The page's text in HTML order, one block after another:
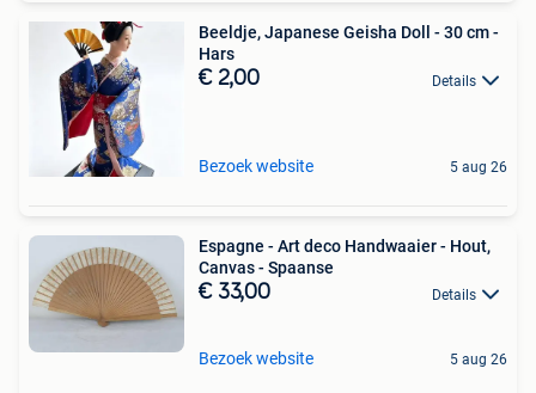
Beeldje, Japanese Geisha Doll - 30 cm -
Hars
€ 2,00 Details
Bezoek website 5 aug 26
Espagne - Art deco Handwaaier - Hout,
Canvas - Spaanse
€ 33,00 Details
Bezoek website 5 aug 26